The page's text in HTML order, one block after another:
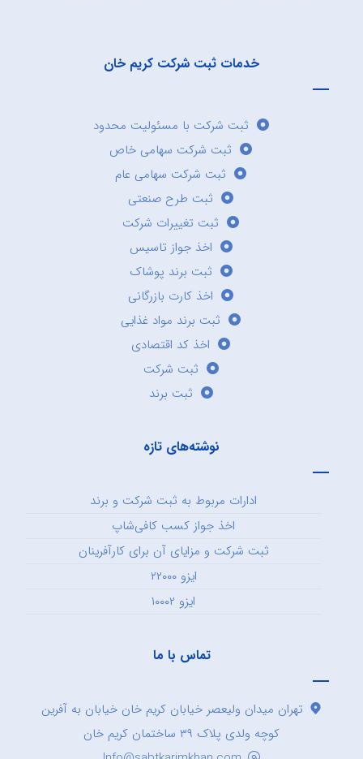
خدمات ثبت شرکت کریم خان
ثبت شرکت با مسئولیت محدود
ثبت شرکت سهامی خاص
ثبت شرکت سهامی عام
ثبت طرح صنعتی
ثبت تغییرات شرکت
اخذ جواز تاسیس
ثبت برند پوشاک
اخذ کارت بازرگانی
ثبت برند مواد غذایی
اخذ کد اقتصادی
ثبت شرکت
ثبت برند
نوشته‌های تازه
ادارات مربوط به ثبت شرکت و برند
اخذ جواز کسب کافی‌شاپ
ثبت شرکت و مزایای آن برای کارآفرینان
ایزو ۲۲۰۰۰
ایزو ۱۰۰۰۲
تماس با ما
تهران میدان ولیعصر خیابان کریم خان خیابان به آفرین
کوچه ولدی پلاک ۳۹ ساختمان کریم خان